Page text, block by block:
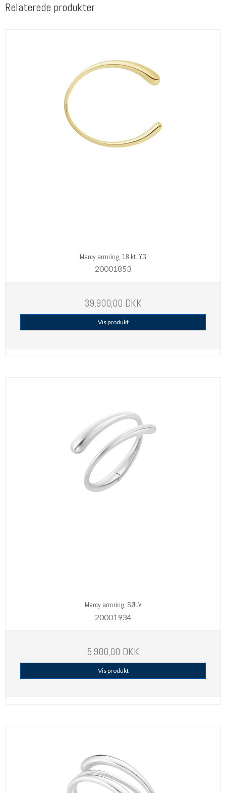
Relaterede produkter
Mercy armring, 18 kt. YG
20001853
39.900,00 DKK
Vis produkt
Mercy armring, SØLV
20001934
5.900,00 DKK
Vis produkt